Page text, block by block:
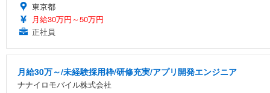
東京都
月給30万円～50万円
正社員
月給30万～/未経験採用枠/研修充実/アプリ開発エンジニア
ナナイロモバイル株式会社